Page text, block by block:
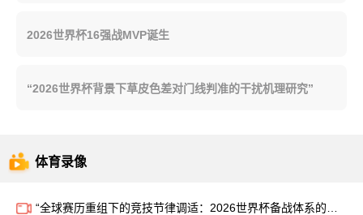
2026世界杯16强战MVP诞生
“2026世界杯背景下草皮色差对门线判准的干扰机理研究”
体育录像
“全球赛历重组下的竞技节律调适：2026世界杯备战体系的拓扑升级路径”